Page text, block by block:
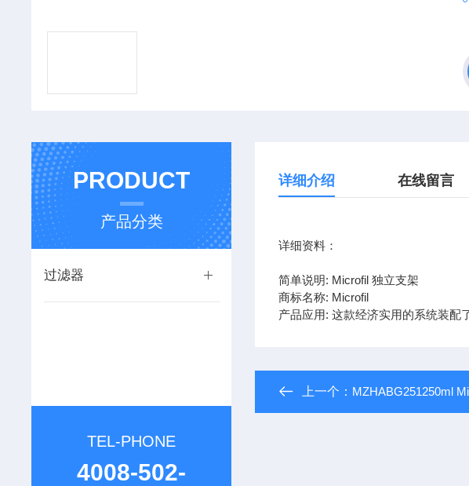
PRODUCT
产品分类
过滤器
TEL-PHONE
4008-502-
详细介绍 在线留言
详细资料：
简单说明: Microfil 独立支架
商标名称: Microfil
产品应用: 这款经济实用的系统装配
上一个： MZHABG251250ml